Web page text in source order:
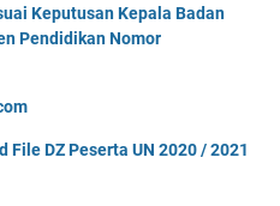
Keputusan Kepala Badan
Pendidikan Nomor
File DZ Peserta UN 2020 / 2021